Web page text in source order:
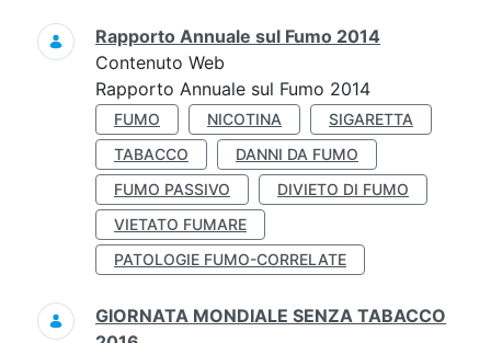
Rapporto Annuale sul Fumo 2014
Contenuto Web
Rapporto Annuale sul Fumo 2014
FUMO NICOTINA
SIGARETTA
TABACCO
DANNI DA FUMO
FUMO PASSIVO
DIVIETO DI FUMO
VIETATO FUMARE
PATOLOGIE FUMO-CORRELATE
GIORNATA MONDIALE SENZA TABACCO